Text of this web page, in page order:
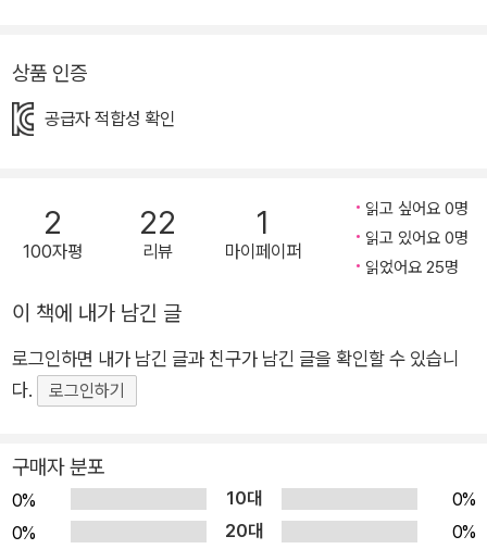
om K-Pop Demon Hunters. Featuring adorable, stylized a
rtwork, this must-have, official storybook will entertain a
h as Huntrix, Saja Boys, Derpy Tiger, and Sussie Magpie i
n cute illustrations. •With enlagred size and printed in hig
h-quality, this book is all good for children reading alone,
but also parents and children reading together. •A profe
g Disney animations tailored this friendly picture book to
a children's perspective well.
상품 인증
공급자 적합성 확인
2
100자평
22
리뷰
1
마이페이퍼
읽고 싶어요 0명
읽고 있어요 0명
읽었어요 25명
이 책에 내가 남긴 글
로그인하면 내가 남긴 글과 친구가 남긴 글을 확인할 수 있습니
다.
로그인하기
구매자 분포
0% 10대
0%
0%
20대
0%